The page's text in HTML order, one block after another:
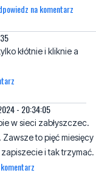
na komentarz
kłótnie i kliknie a
- 20:34:05
w sieci zabłyszczec.
to pięć miesięcy
i tak trzymać.